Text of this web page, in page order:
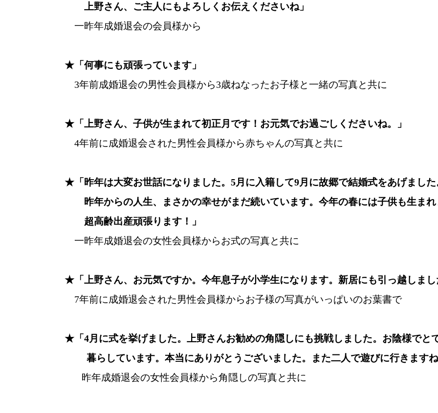
上野さん、ご主人にもよろしくお伝えくださいね」
一昨年成婚退会の会員様から
★「何事にも頑張っています」
3年前成婚退会の男性会員様から3歳ねなったお子様と一緒の写真と共に
★「上野さん、子供が生まれて初正月です！お元気でお過ごしくださいね。」
4年前に成婚退会された男性会員様から赤ちゃんの写真と共に
★「昨年は大変お世話になりました。5月に入籍して9月に故郷で結婚式をあげました
昨年からの人生、まさかの幸せがまだ続いています。今年の春には子供も生まれ
超高齢出産頑張ります！」
一昨年成婚退会の女性会員様からお式の写真と共に
★「上野さん、お元気ですか。今年息子が小学生になります。新居にも引っ越しま
7年前に成婚退会された男性会員様からお子様の写真がいっぱいのお葉書で
★「4月に式を挙げました。上野さんお勧めの角隠しにも挑戦しました。お陰様でと
暮らしています。本当にありがとうございました。また二人で遊びに行きます
昨年成婚退会の女性会員様から角隠しの写真と共に